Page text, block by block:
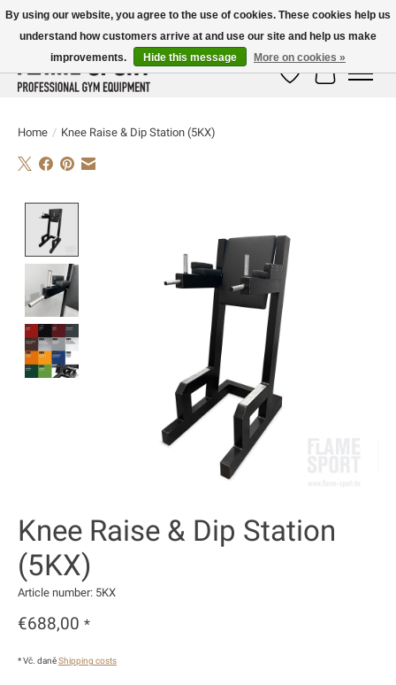
E-MAIL:info@flame-sport.deTEL.: +49 1525 9705 011
Wish ListCart
Home / Knee Raise & Dip Station (5KX)
Knee Raise & Dip Station
(5KX)
Article number: 5KX
€688,00 *
* Vč. daněShipping costs
By using our website, you agree to the use of cookies. These cookies help us
understand how customers arrive at and use our site and help us make
improvements.
Hide this message More on cookies »